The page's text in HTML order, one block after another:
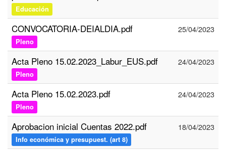
Educación
CONVOCATORIA-DEIALDIA.pdf
Pleno
25/04/2023
Acta Pleno 15.02.2023_Labur_EUS.pdf
Pleno
24/04/2023
Acta Pleno 15.02.2023.pdf
Pleno
24/04/2023
Aprobacion inicial Cuentas 2022.pdf
Info económica y presupuest. (art 8)
18/04/2023